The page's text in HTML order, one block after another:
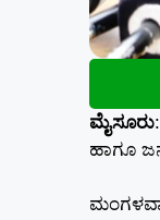
ಮೈಸೂರು
ಹಾಗೂ